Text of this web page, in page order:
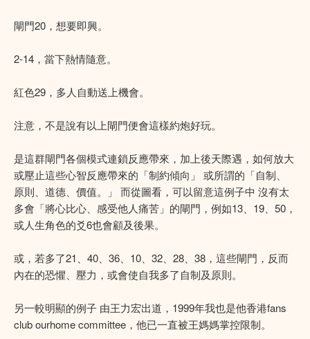
閘門20，想要即興。
2-14，當下熱情隨意。
紅色29，多人自動送上機會。
注意，不是說有以上閘門便會這樣約炮好玩。
是這群閘門各個模式連鎖反應帶來，加上後天際遇，如何放大
或壓止這些心智反應帶來的「制約傾向」 或所謂的「自制、
原則、道德、價值。」 而從圖看，可以留意這例子中 沒有太
多會「將心比心、感受他人痛苦」的閘門，例如13、19、50，
或人生角色的爻6也會顧及後果。
或，若多了21、40、36、10、32、28、38，這些閘門，反而
內在的恐懼、壓力，或會使自我多了自制及原則。
另一較明顯的例子 由王力宏出道，1999年我也是他香港fans
club ourhome committee，他已一直被王媽媽掌控限制。